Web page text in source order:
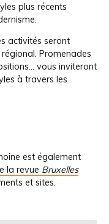
plus récents
activités seront
Promenades
vous inviteront
à travers les
est également
la revue Bruxelles
et sites.